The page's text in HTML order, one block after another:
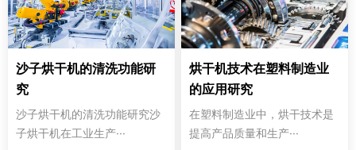
沙子烘干机的清洗功能研
究
沙子烘干机的清洗功能研究沙
子烘干机在工业生产···
烘干机技术在塑料制造业
的应用研究
在塑料制造业中，烘干技术是
提高产品质量和生产···